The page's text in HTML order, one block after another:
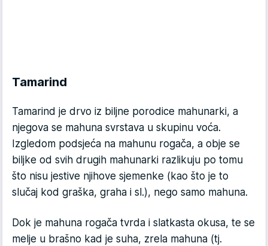
Tamarind
Tamarind je drvo iz biljne porodice mahunarki, a
njegova se mahuna svrstava u skupinu voća.
Izgledom podsjeća na mahunu rogača, a obje se
biljke od svih drugih mahunarki razlikuju po tomu
što nisu jestive njihove sjemenke (kao što je to
slučaj kod graška, graha i sl.), nego samo mahuna.
Dok je mahuna rogača tvrda i slatkasta okusa, te se
melje u brašno kad je suha, zrela mahuna (tj.